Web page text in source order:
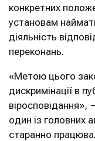
конкретних
установам
діяльність
переконань.
«Метою цього
дискримінації в
віросповідання»,
один із головних
старанно